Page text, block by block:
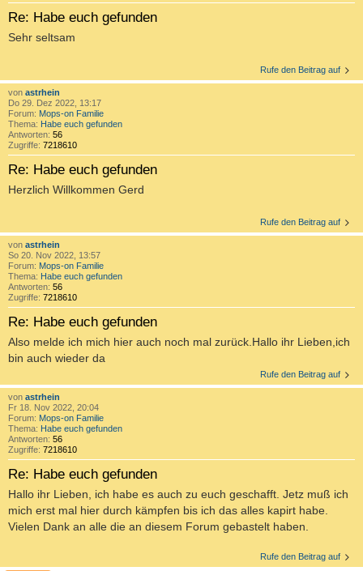
Re: Habe euch gefunden
Sehr seltsam
Rufe den Beitrag auf
von astrhein
Do 29. Dez 2022, 13:17
Forum: Mops-on Familie
Thema: Habe euch gefunden
Antworten: 56
Zugriffe: 7218610
Re: Habe euch gefunden
Herzlich Willkommen Gerd
Rufe den Beitrag auf
von astrhein
So 20. Nov 2022, 13:57
Forum: Mops-on Familie
Thema: Habe euch gefunden
Antworten: 56
Zugriffe: 7218610
Re: Habe euch gefunden
Also melde ich mich hier auch noch mal zurück.Hallo ihr Lieben,ich
bin auch wieder da
Rufe den Beitrag auf
von astrhein
Fr 18. Nov 2022, 20:04
Forum: Mops-on Familie
Thema: Habe euch gefunden
Antworten: 56
Zugriffe: 7218610
Re: Habe euch gefunden
Hallo ihr Lieben, ich habe es auch zu euch geschafft. Jetz muß ich
mich erst mal hier durch kämpfen bis ich das alles kapirt habe.
Vielen Dank an alle die an diesem Forum gebastelt haben.
Rufe den Beitrag auf